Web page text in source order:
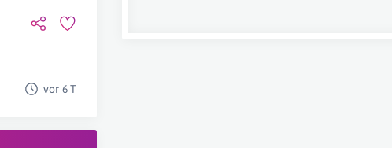
vor 6 T